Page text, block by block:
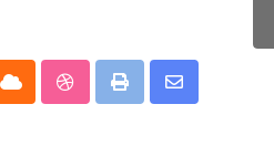
Cloud StumbleUpon
Print
Share